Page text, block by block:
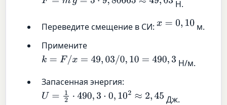
Н.
Переведите смещение в СИ:x=0,10
м.
Примените
k=F/ x=49, 03/ 0,10=490,3
Н/м.
Запасенная энергия:
U=12 ⋅490,3⋅0,10 2 ≈2 45 Дж.